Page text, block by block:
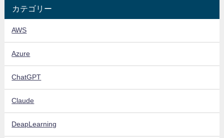
カテゴリー
AWS
Azure
ChatGPT
Claude
DeapLearning